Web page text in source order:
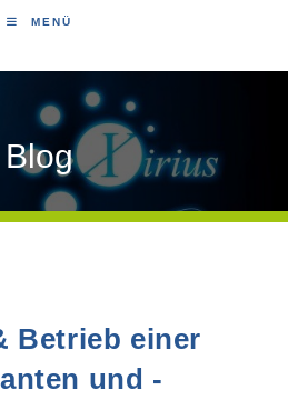
MENÜ
Blog
Betrieb einer
und -